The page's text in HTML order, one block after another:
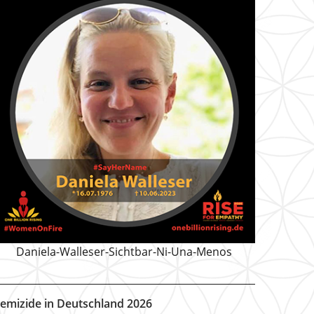
Daniela-Walleser-Sichtbar-Ni-Una-Menos
in Deutschland 2026